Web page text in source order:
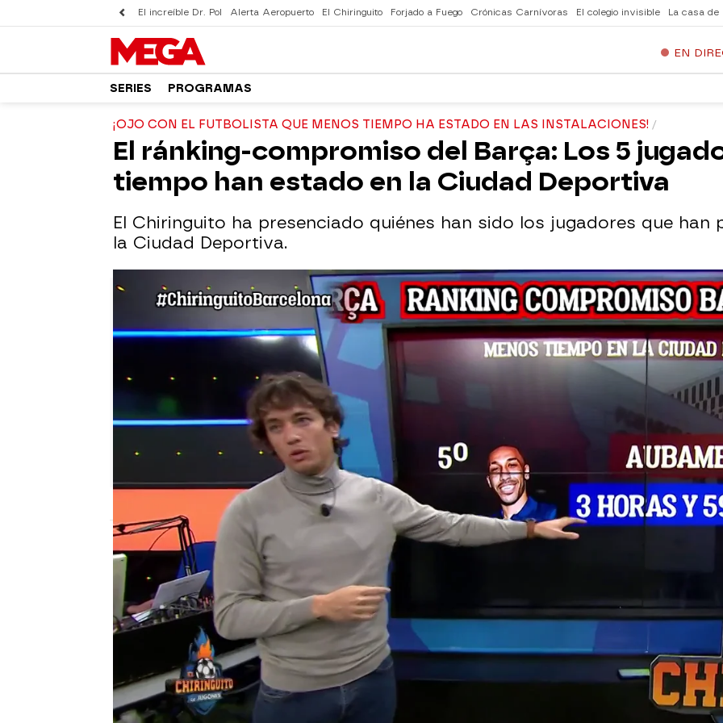
El increíble Dr. Pol Alerta Aeropuerto El Chiringuito Forjado a Fuego Crónicas Carnívoras El colegio invisible La casa de
EN
SERIES PROGRAMAS
¡OJO CON EL FUTBOLISTA QUE MENOS TIEMPO HA ESTADO EN LAS INSTALACIONES!
El ránking-compromiso del Barça: Los 5
tiempo han estado en la Ciudad Deportiva
El Chiringuito ha presenciado quiénes han sido los jugadores que han
la Ciudad Deportiva.
El Chiringuito
Madrid
Publicado:03 de febrero de 2022, 01:52
¡Vaya documento de El Chiringuito! Desde el barcelonismo se
transmite la idea de que Osumane Dembélé no tiene que
volver a vestirse la camiseta azulgrana porque tiene poco
compromiso con el club, pero...¿es eso cierto?
José Álvarez ha acudido a la Ciudad Deportiva azulgrana para